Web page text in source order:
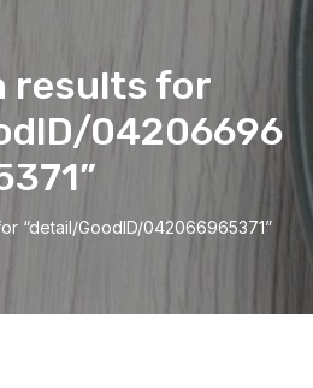
results for
04206696
“detail/GoodID/042066965371”